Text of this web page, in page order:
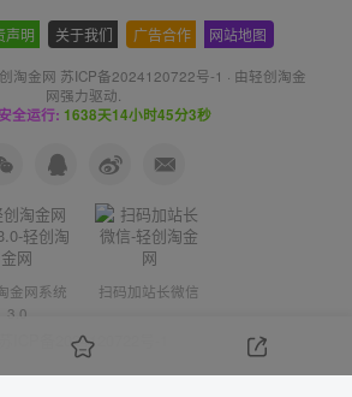
声明 关于我们 广告合作 网站地图
淘金网 苏ICP备2024120722号-1 · 由轻创淘金
网强力驱动.
全运行: 1638天14小时45分3秒
金网系统
3.0
扫码加站长微信
苏ICP备2024120722号-1